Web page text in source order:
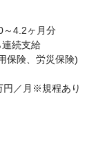
4.2ヶ月分
続支給
保険、労災保険)
円／月※規程あり